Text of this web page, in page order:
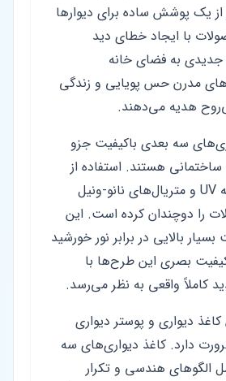
از یک پوشش ساده برای دیوارها
با ایجاد خطای دید
جدیدی به فضای خانه
مدرن حس پویایی و زندگی
هدیه می‌دهند.
سه بعدی باکیفیت جزو
هستند. استفاده از
چاپ‌های پیشرفته UV و متریال‌های نانو-ونیل
را دوچندان کرده است. این
بالایی در برابر نور خورشید
بصری این طرح‌ها با
کاملاً واقعی به نظر می‌رسد.
دیواری و پوستر دیواری
دارد. کاغذ دیواری‌های سه
الگوهای هندسی و تکرار